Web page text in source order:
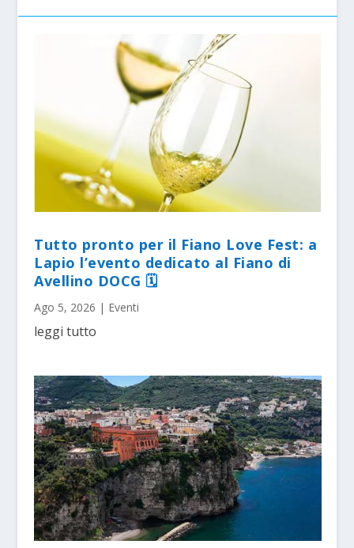
Tutto pronto per il Fiano Love Fest: a
Lapio l’evento dedicato al Fiano di
Avellino DOCG 🗓
Ago 5, 2026 | Eventi
leggi tutto